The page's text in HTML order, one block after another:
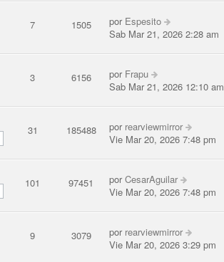
7 1505 por Espesito
Sab Mar 21, 2026 2:28 am
3 6156 por Frapu
Sab Mar 21, 2026 12:10 am
31 185488 por rearviewmirror
Vie Mar 20, 2026 7:48 pm
101 97451 porCesarAguilar
Vie Mar 20, 2026 7:48 pm
9 3079 por rearviewmirror
Vie Mar 20, 2026 3:29 pm